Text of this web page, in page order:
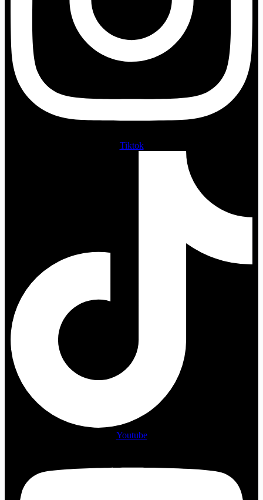
Tiktok
Youtube